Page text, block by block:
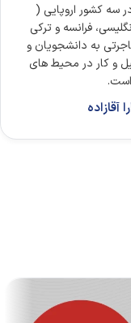
سه کشور اروپایی (
فرانسه و ترکی
به دانشجویان و
و کار در محیط های
است.